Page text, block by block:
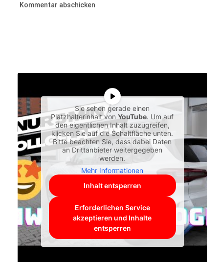
Sie sehen gerade einen
Platzhalterinhalt vonYouTube. Um auf
den eigentlichen Inhalt zuzugreifen,
klicken Sie auf die Schaltfläche unten.
Bitte beachten Sie, dass dabei Daten
an Drittanbieter weitergegeben
werden.
Mehr Informationen
Inhalt entsperren
Erforderlichen Service
akzeptieren und Inhalte
entsperren